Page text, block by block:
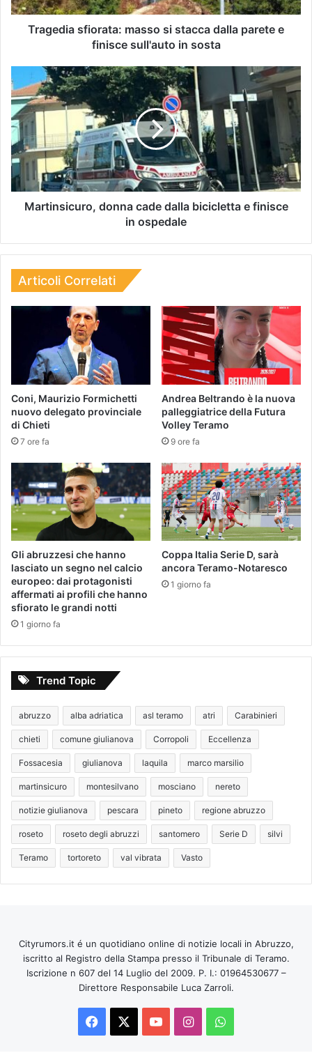
Tragedia sfiorata: masso si stacca dalla parete e
finisce sull'auto in sosta
Martinsicuro, donna cade dalla bicicletta e finisce
in ospedale
Articoli Correlati
Coni, Maurizio Formichetti
nuovo delegato provinciale
di Chieti
7 ore fa
Andrea Beltrando è la nuova
palleggiatrice della Futura
Volley Teramo
9 ore fa
Gli abruzzesi che hanno
lasciato un segno nel calcio
europeo: dai protagonisti
affermati ai profili che hanno
sfiorato le grandi notti
1 giorno fa
Coppa Italia Serie D, sarà
ancora Teramo-Notaresco
1 giorno fa
Trend Topic
abruzzo alba adriatica asl teramo atri Carabinieri
chieti comune giulianova Corropoli Eccellenza
Fossacesia giulianova laquila marco marsilio
martinsicuro montesilvano mosciano nereto
notizie giulianova pescara pineto regione abruzzo
roseto roseto degli abruzzi santomero Serie D silvi
Teramo tortoreto val vibrata Vasto
Cityrumors.it é un quotidiano online di notizie locali in Abruzzo,
iscritto al Registro della Stampa presso il Tribunale di Teramo.
Iscrizione n 607 del 14 Luglio del 2009. P. I.: 01964530677 –
Direttore Responsabile Luca Zarroli.
Facebook
You InstagramWhatsApp